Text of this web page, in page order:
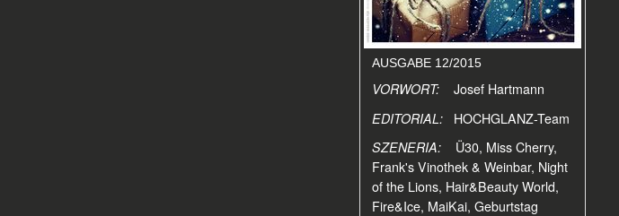
AUSGABE 12/2015
VORWORT:
Josef Hartmann
EDITORIAL:
HOCHGLANZ-Team
SZENERIA: Ü30, Miss Cherry,
Frank's Vinothek & Weinbar, Night
of the Lions, Hair&Beauty World,
Fire&Ice, MaiKai, Geburtstag